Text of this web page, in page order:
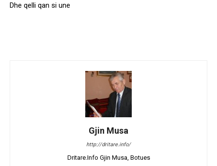
Dhe qelli qan si une
Gjin Musa
http://dritare.info/
Dritare.Info Gjin Musa, Botues